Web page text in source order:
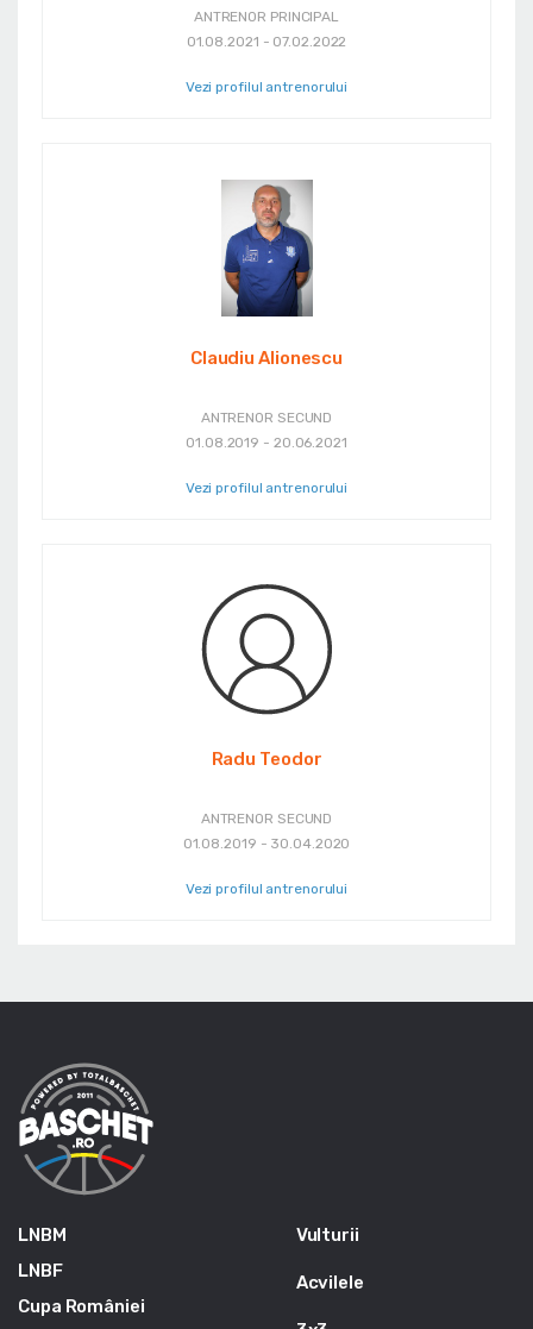
ANTRENOR PRINCIPAL
01.08.2021 - 07.02.2022
Vezi profilul antrenorului
Claudiu Alionescu
ANTRENOR SECUND
01.08.2019 - 20.06.2021
Vezi profilul antrenorului
Radu Teodor
ANTRENOR SECUND
01.08.2019 - 30.04.2020
Vezi profilul antrenorului
LNBM
LNBF
Cupa României
Vulturii
Acvilele